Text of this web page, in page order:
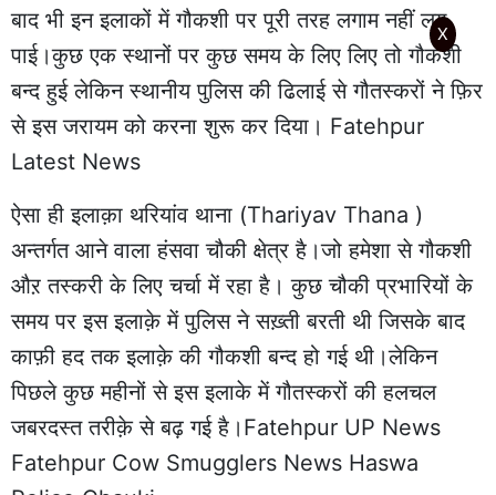
बाद भी इन इलाकों में गौकशी पर पूरी तरह लगाम नहीं लग
पाई।कुछ एक स्थानों पर कुछ समय के लिए लिए तो गौकशी
बन्द हुई लेकिन स्थानीय पुलिस की ढिलाई से गौतस्करों ने फ़िर
से इस जरायम को करना शुरू कर दिया। Fatehpur
Latest News
ऐसा ही इलाक़ा थरियांव थाना (Thariyav Thana )
अन्तर्गत आने वाला हंसवा चौकी क्षेत्र है।जो हमेशा से गौकशी
औऱ तस्करी के लिए चर्चा में रहा है। कुछ चौकी प्रभारियों के
समय पर इस इलाक़े में पुलिस ने सख़्ती बरती थी जिसके बाद
काफ़ी हद तक इलाक़े की गौकशी बन्द हो गई थी।लेकिन
पिछले कुछ महीनों से इस इलाके में गौतस्करों की हलचल
जबरदस्त तरीक़े से बढ़ गई है।Fatehpur UP News
Fatehpur Cow Smugglers News Haswa
X